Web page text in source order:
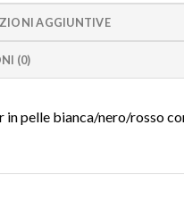
AGGIUNTIVE
(0)
in pelle bianca/nero/rosso